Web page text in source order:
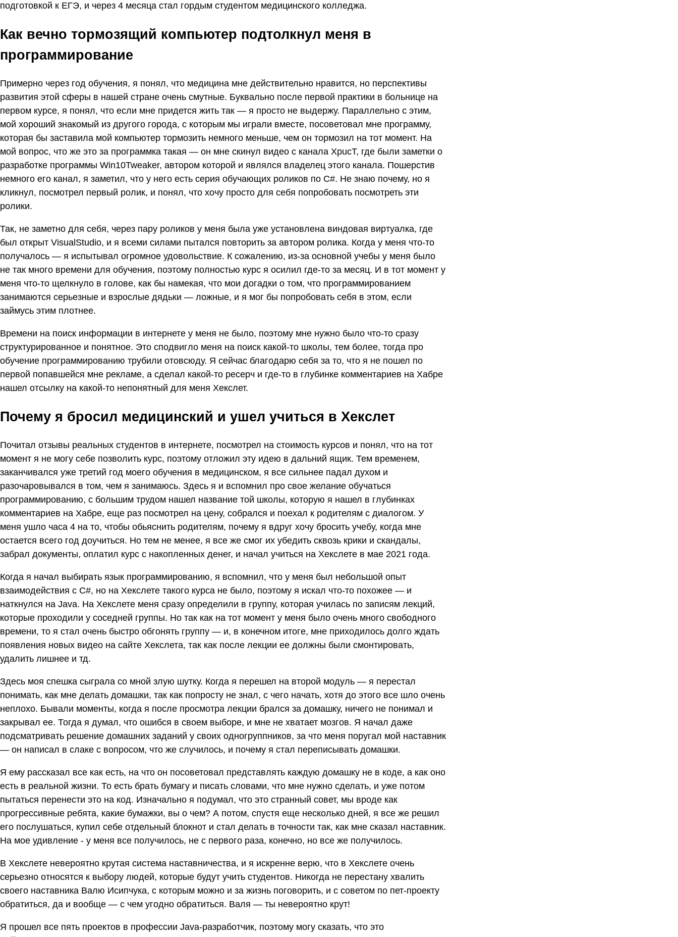
подготовкой к ЕГЭ, и через 4 месяца стал гордым студентом медицинского колледжа.
Как вечно тормозящий компьютер подтолкнул меня в
программирование
Примерно через год обучения, я понял, что медицина мне действительно нравится, но перспективы
развития этой сферы в нашей стране очень смутные. Буквально после первой практики в больнице на
первом курсе, я понял, что если мне придется жить так — я просто не выдержу. Параллельно с этим,
мой хороший знакомый из другого города, с которым мы играли вместе, посоветовал мне программу,
которая бы заставила мой компьютер тормозить немного меньше, чем он тормозил на тот момент. На
мой вопрос, что же это за программка такая — он мне скинул видео с канала XpucT, где были заметки о
разработке программы Win10Tweaker, автором которой и являлся владелец этого канала. Пошерстив
немного его канал, я заметил, что у него есть серия обучающих роликов по C#. Не знаю почему, но я
кликнул, посмотрел первый ролик, и понял, что хочу просто для себя попробовать посмотреть эти
ролики.
Так, не заметно для себя, через пару роликов у меня была уже установлена виндовая виртуалка, где
был открыт VisualStudio, и я всеми силами пытался повторить за автором ролика. Когда у меня что-то
получалось — я испытывал огромное удовольствие. К сожалению, из-за основной учебы у меня было
не так много времени для обучения, поэтому полностью курс я осилил где-то за месяц. И в тот момент у
меня что-то щелкнуло в голове, как бы намекая, что мои догадки о том, что программированием
занимаются серьезные и взрослые дядьки — ложные, и я мог бы попробовать себя в этом, если
займусь этим плотнее.
Времени на поиск информации в интернете у меня не было, поэтому мне нужно было что-то сразу
структурированное и понятное. Это сподвигло меня на поиск какой-то школы, тем более, тогда про
обучение программированию трубили отовсюду. Я сейчас благодарю себя за то, что я не пошел по
первой попавшейся мне рекламе, а сделал какой-то ресерч и где-то в глубинке комментариев на Хабре
нашел отсылку на какой-то непонятный для меня Хекслет.
Почему я бросил медицинский и ушел учиться в Хекслет
Почитал отзывы реальных студентов в интернете, посмотрел на стоимость курсов и понял, что на тот
момент я не могу себе позволить курс, поэтому отложил эту идею в дальний ящик. Тем временем,
заканчивался уже третий год моего обучения в медицинском, я все сильнее падал духом и
разочаровывался в том, чем я занимаюсь. Здесь я и вспомнил про свое желание обучаться
программированию, с большим трудом нашел название той школы, которую я нашел в глубинках
комментариев на Хабре, еще раз посмотрел на цену, собрался и поехал к родителям с диалогом. У
меня ушло часа 4 на то, чтобы обьяснить родителям, почему я вдруг хочу бросить учебу, когда мне
остается всего год доучиться. Но тем не менее, я все же смог их убедить сквозь крики и скандалы,
забрал документы, оплатил курс с накопленных денег, и начал учиться на Хекслете в мае 2021 года.
Когда я начал выбирать язык программированию, я вспомнил, что у меня был небольшой опыт
взаимодействия с C#, но на Хекслете такого курса не было, поэтому я искал что-то похожее — и
наткнулся на Java. На Хекслете меня сразу определили в группу, которая училась по записям лекций,
которые проходили у соседней группы. Но так как на тот момент у меня было очень много свободного
времени, то я стал очень быстро обгонять группу — и, в конечном итоге, мне приходилось долго ждать
появления новых видео на сайте Хекслета, так как после лекции ее должны были смонтировать,
удалить лишнее и тд.
Здесь моя спешка сыграла со мной злую шутку. Когда я перешел на второй модуль — я перестал
понимать, как мне делать домашки, так как попросту не знал, с чего начать, хотя до этого все шло очень
неплохо. Бывали моменты, когда я после просмотра лекции брался за домашку, ничего не понимал и
закрывал ее. Тогда я думал, что ошибся в своем выборе, и мне не хватает мозгов. Я начал даже
подсматривать решение домашних заданий у своих одногруппников, за что меня поругал мой наставник
— он написал в слаке с вопросом, что же случилось, и почему я стал переписывать домашки.
Я ему рассказал все как есть, на что он посоветовал представлять каждую домашку не в коде, а как оно
есть в реальной жизни. То есть брать бумагу и писать словами, что мне нужно сделать, и уже потом
пытаться перенести это на код. Изначально я подумал, что это странный совет, мы вроде как
прогрессивные ребята, какие бумажки, вы о чем? А потом, спустя еще несколько дней, я все же решил
его послушаться, купил себе отдельный блокнот и стал делать в точности так, как мне сказал наставник.
На мое удивление - у меня все получилось, не с первого раза, конечно, но все же получилось.
В Хекслете невероятно крутая система наставничества, и я искренне верю, что в Хекслете очень
серьезно относятся к выбору людей, которые будут учить студентов. Никогда не перестану хвалить
своего наставника Валю Исипчука, с которым можно и за жизнь поговорить, и с советом по пет-проекту
обратиться, да и вообще — с чем угодно обратиться. Валя — ты невероятно крут!
Я прошел все пять проектов в профессии Java-разработчик, поэтому могу сказать, что это